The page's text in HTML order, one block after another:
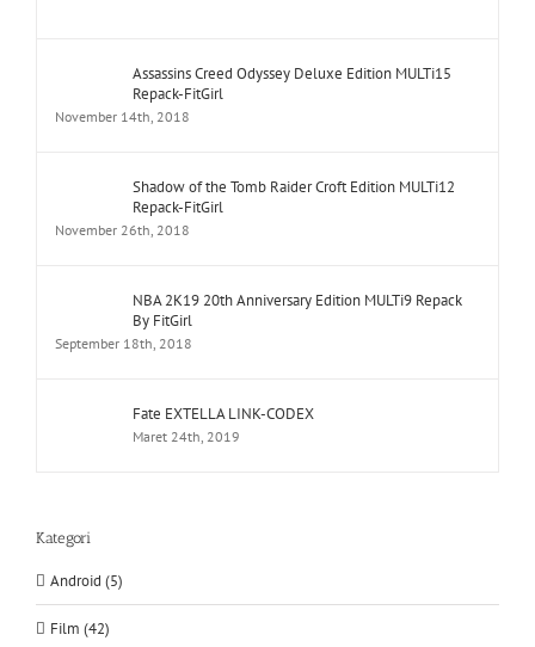
Assassins Creed Odyssey Deluxe Edition MULTi15
Repack-FitGirl
November 14th, 2018
Shadow of the Tomb Raider Croft Edition MULTi12
Repack-FitGirl
November 26th, 2018
NBA 2K19 20th Anniversary Edition MULTi9 Repack
By FitGirl
September 18th, 2018
Fate EXTELLA LINK-CODEX
Maret 24th, 2019
Kategori
Android (5)
Film (42)